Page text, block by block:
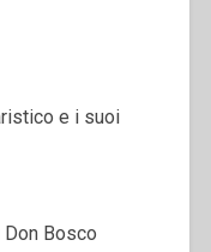
e i suoi
Bosco